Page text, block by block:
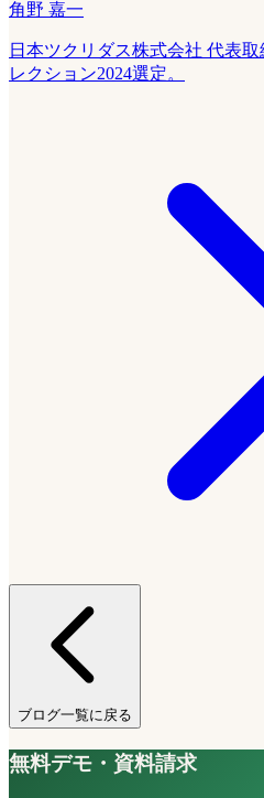
角野 嘉一
日本ツクリダス株式会社 代表
レクション2024選定。
ブログ一覧に戻る
無料デモ・資料請求